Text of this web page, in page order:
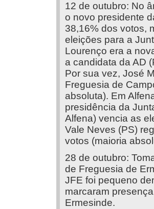
12 de outubro: No
o novo presidente
38,16% dos votos,
eleições para a
Lourenço era a
a candidata da AD
Por sua vez, José
Freguesia de
absoluta). Em
presidência da
Alfena) vencia as
Vale Neves (PS)
votos (maioria
28 de outubro:
de Freguesia de
JFE foi pequeno
marcaram
Ermesinde.